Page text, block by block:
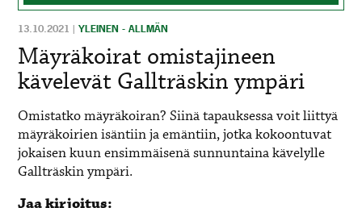
13.10.2021 |YLEINEN - ALLMÄN
Mäyräkoirat omistajineen
kävelevät Gallträskin ympäri
Omistatko mäyräkoiran? Siinä tapauksessa voit liittyä
mäyräkoirien isäntiin ja emäntiin, jotka kokoontuvat
jokaisen kuun ensimmäisenä sunnuntaina kävelylle
Gallträskin ympäri.
Jaa kirjoitus: